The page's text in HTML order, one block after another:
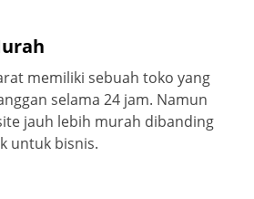
memiliki sebuah toko yang
selama 24 jam. Namun
jauh lebih murah dibanding
untuk bisnis.